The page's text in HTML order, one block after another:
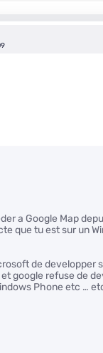
a Google Map
que tu est sur un
de developper
google refuse de
Phone etc …